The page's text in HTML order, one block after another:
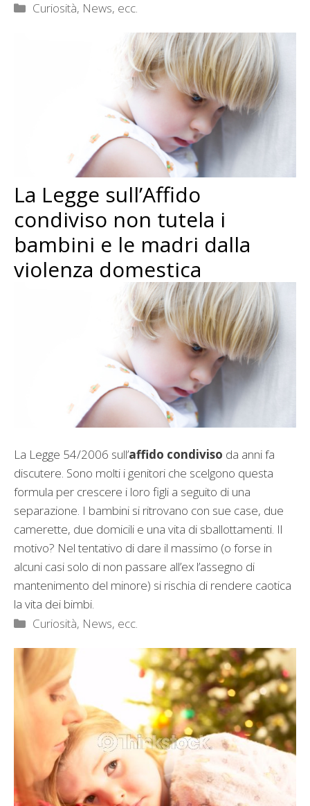
Categorie
Curiosità, News, ecc.
La Legge sull’Affido
condiviso non tutela i
bambini e le madri dalla
violenza domestica
La Legge 54/2006 sull’affido condiviso da anni fa
discutere. Sono molti i genitori che scelgono questa
formula per crescere i loro figli a seguito di una
separazione. I bambini si ritrovano con sue case, due
camerette, due domicili e una vita di sballottamenti. Il
motivo? Nel tentativo di dare il massimo (o forse in
alcuni casi solo di non passare all’ex l’assegno di
mantenimento del minore) si rischia di rendere caotica
la vita dei bimbi.
Categorie
Curiosità, News, ecc.